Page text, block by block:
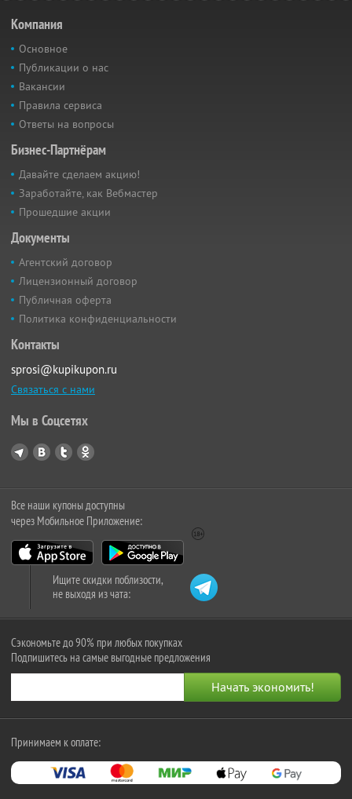
Компания
Основное
Публикации о нас
Вакансии
Правила сервиса
Ответы на вопросы
Бизнес-Партнёрам
Давайте сделаем акцию!
Заработайте, как Вебмастер
Прошедшие акции
Документы
Агентский договор
Лицензионный договор
Публичная оферта
Политика конфиденциальности
Контакты
sprosi@kupikupon.ru
Связаться с нами
Мы в Соцсетях
Все наши купоны доступны
через Мобильное Приложение:
Ищите скидки поблизости,
не выходя из чата:
Сэкономьте до 90% при любых покупках
Подпишитесь на самые выгодные предложения
Принимаем к оплате: